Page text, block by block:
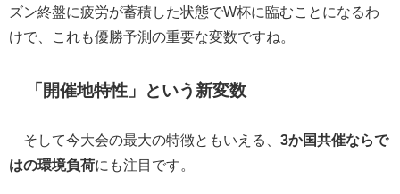
ズン終盤に疲労が蓄積した状態でW杯に臨むことになるわ
けで、これも優勝予測の重要な変数ですね。
「開催地特性」という新変数
そして今大会の最大の特徴ともいえる、 3か国共催ならで
はの環境負荷にも注目です。